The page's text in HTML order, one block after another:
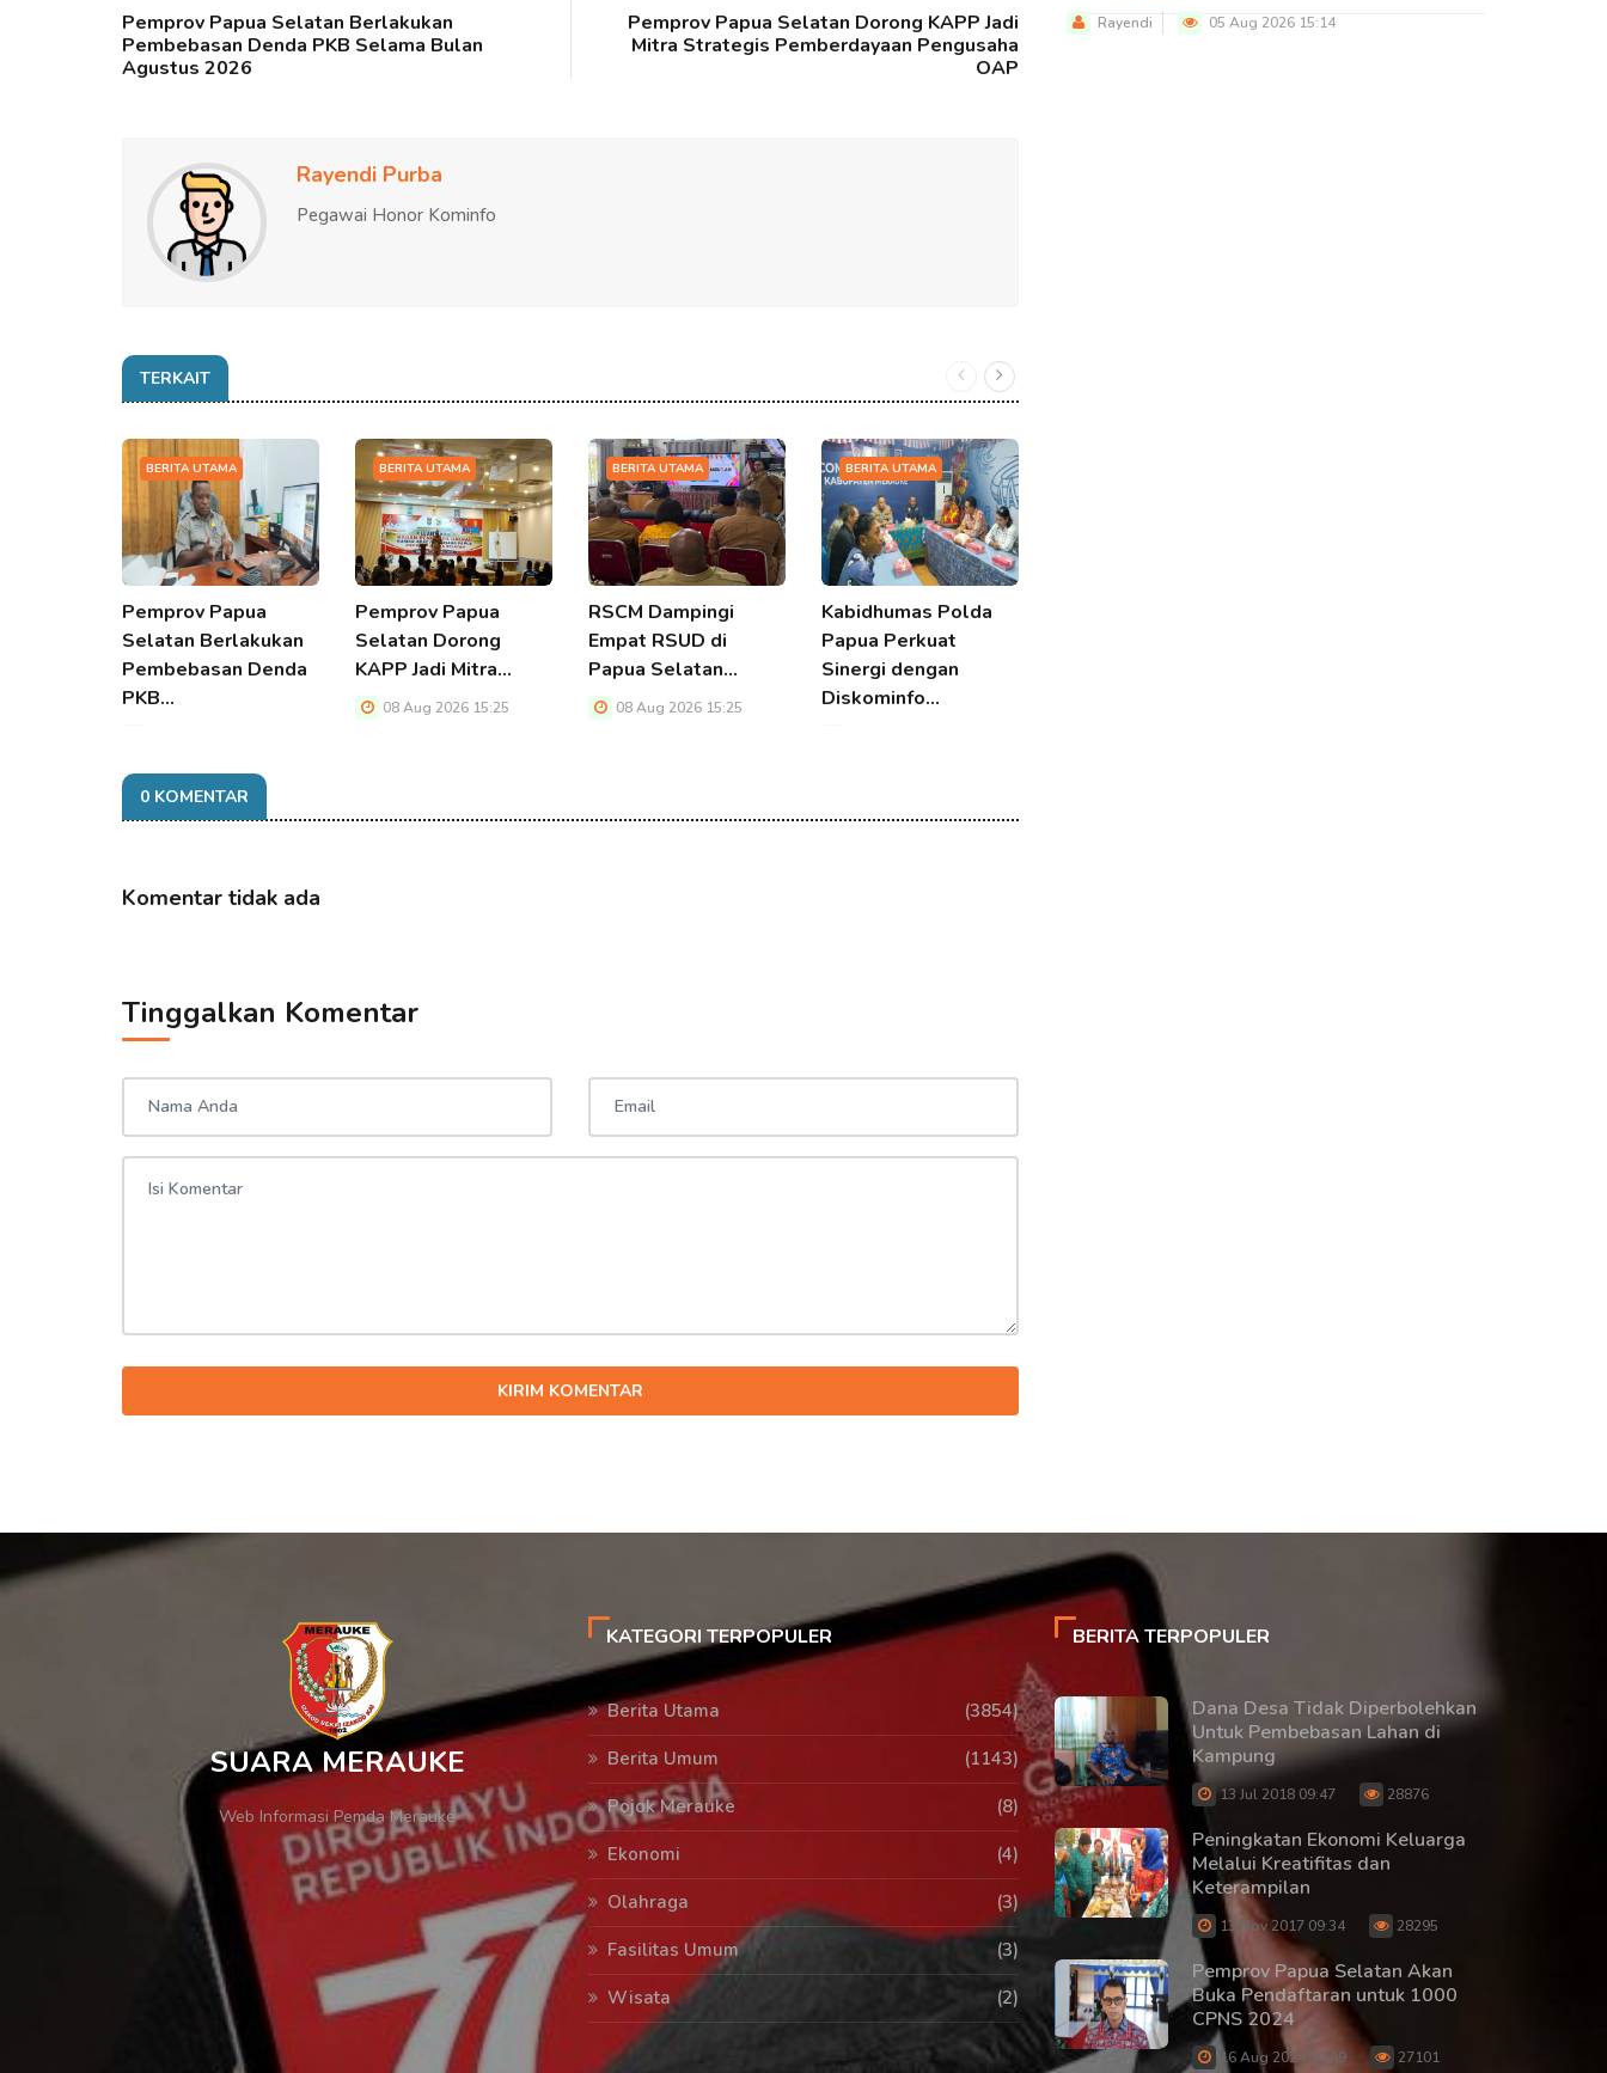
Pemprov Papua Selatan Berlakukan
Pembebasan Denda PKB Selama Bulan
Agustus 2026
Pemprov Papua Selatan Dorong KAPP Jadi
Mitra Strategis Pemberdayaan Pengusaha
OAP
Rayendi Purba
Pegawai Honor Kominfo
TERKAIT
BERITA UTAMA
Pemprov Papua
Selatan Berlakukan
Pembebasan Denda
PKB…
BERITA UTAMA
Pemprov Papua
Selatan Dorong
KAPP Jadi Mitra…
08 Aug 2026 15:25
BERITA UTAMA
RSCM Dampingi
Empat RSUD di
Papua Selatan…
08 Aug 2026 15:25
BERITA UTAMA
Kabidhumas Polda
Papua Perkuat
Sinergi dengan
Diskominfo…
0 KOMENTAR
Komentar tidak ada
Tinggalkan Komentar
KIRIM KOMENTAR
Rayendi 05 Aug 2026 15:14
SUARA MERAUKE
Web Informasi Pemda Merauke
KATEGORI TERPOPULER
Berita Utama
(3854)
Berita Umum
(1143)
Pojok Merauke
(8)
Ekonomi
(4)
Olahraga
(3)
Fasilitas Umum
(3)
Wisata
(2)
BERITA TERPOPULER
Dana Desa Tidak Diperbolehkan
Untuk Pembebasan Lahan di
Kampung
13 Jul 2018 09:47 28876
Peningkatan Ekonomi Keluarga
Melalui Kreatifitas dan
Keterampilan
13 Nov 2017 09:34 28295
Pemprov Papua Selatan Akan
Buka Pendaftaran untuk 1000
CPNS 2024
16 Aug 2024 20:09 27101